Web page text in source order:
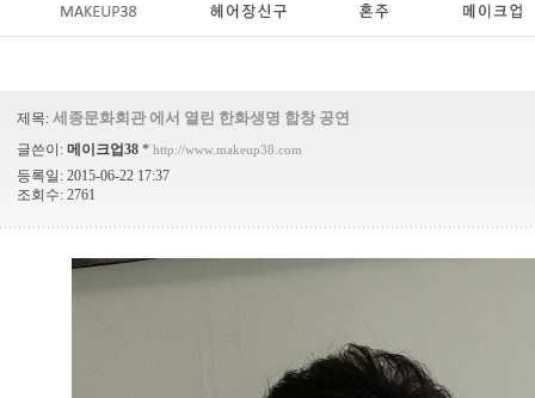
제목: 세종문화회관 에서 열린 한화생명 합창 공연
글쓴이: 메이크업38 * http://www.makeup38.com
등록일: 2015-06-22 17:37
조회수: 2761